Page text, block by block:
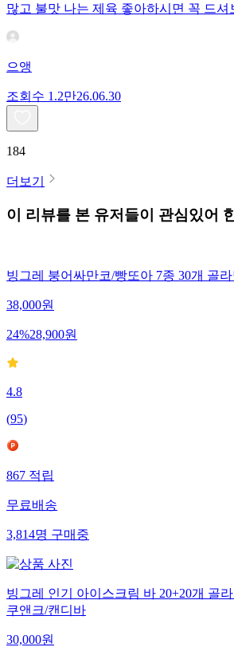
많고 불맛 나는 제육 좋아하시면 꼭 드셔
으앵
조회수 1.2만26.06.30
184
더보기
이 리뷰를 본 유저들이 관심있어
빙그레 붕어싸만코/빵또아 7종 30개 골
38,000원
24%28,900원
4.8
(95)
867 적립
무료배송
3,814명 구매중
빙그레 인기 아이스크림 바 20+20개 골
쿠앤크/캔디바
30,000원